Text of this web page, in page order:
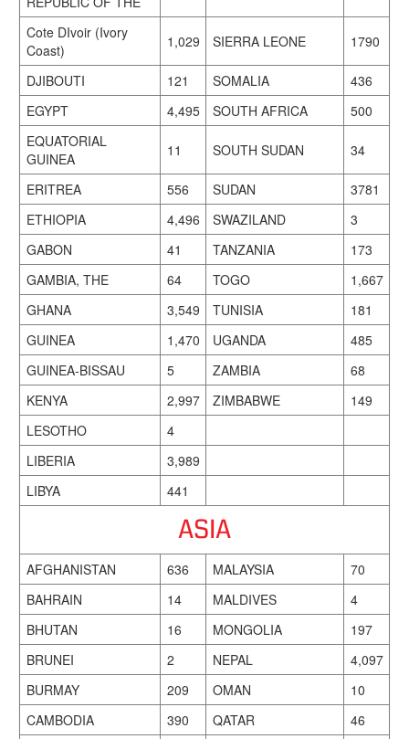
Cote DIvoir (Ivory
Coast)
1,029 SIERRA LEONE 1790
DJIBOUTI 121 SOMALIA
436
EGYPT
4,495 SOUTH AFRICA
500
EQUATORIAL
GUINEA
11 SOUTH SUDAN 34
ERITREA 556 SUDAN
3781
ETHIOPIA
4,496 SWAZILAND
3
GABON
41 TANZANIA
173
GAMBIA, THE
64 TOGO
1,667
GHANA
3,549 TUNISIA
181
GUINEA
1,470 UGANDA
485
GUINEA-BISSAU
5 ZAMBIA
68
KENYA
2,997 ZIMBABWE
149
LESOTHO
4
LIBERIA
3,989
LIBYA
441
ASIA
AFGHANISTAN 636 MALAYSIA
70
BAHRAIN
14 MALDIVES
4
BHUTAN
16 MONGOLIA
197
BRUNEI
2 NEPAL
4,097
BURMAY
209 OMAN
10
CAMBODIA
390 QATAR
46